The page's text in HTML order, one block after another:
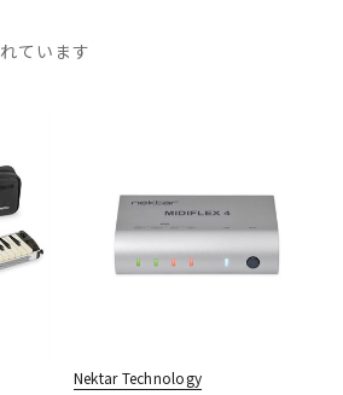
ています
Nektar Technology